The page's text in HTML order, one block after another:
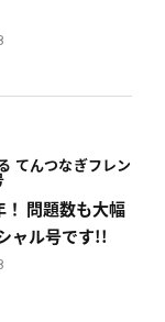
てんつなぎフレン
問題数も大幅
ャル号です!!